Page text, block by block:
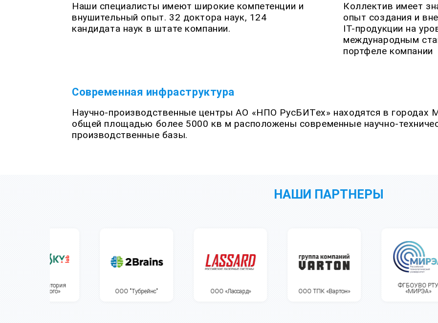
Наши специалисты имеют широкие компетенции и
внушительный опыт. 32 доктора наук, 124
кандидата наук в штате компании.
Коллектив имеет
опыт создания и
IT-продукции на
международным
портфеле компании
Современная инфраструктура
Научно-производственные центры АО «НПО РусБИТех» находятся в городах
общей площадью более 5000 кв м расположены современные научно-
производственные базы.
НАШИ ПАРТНЕРЫ
ООО ТПК «Вартон»